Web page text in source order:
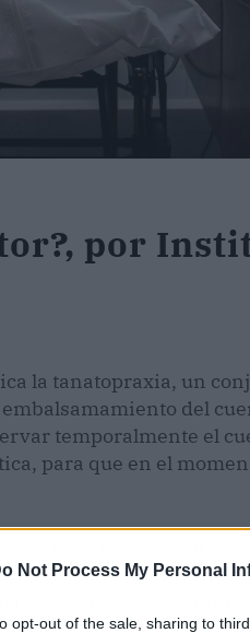
Not Process My Personal
opt-out of the sale, sharing to
por
la tanatopraxia, un
del
temporalmente el
para que en el
en un tanatopractor
una de las únicas
dentro del sector